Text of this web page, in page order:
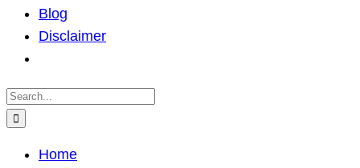
Blog
Disclaimer
Search
for:
Home